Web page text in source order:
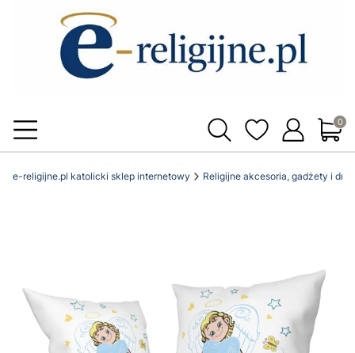
e-religijne.pl katolicki sklep internetowy Religijne akcesoria, gadżety i